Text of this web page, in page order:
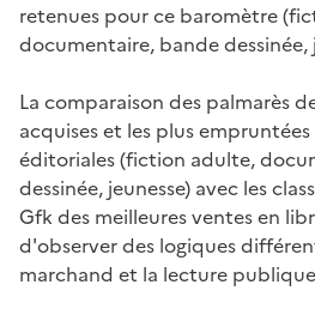
retenues pour ce baromètre
documentaire, bande dessinée,
La comparaison des palmarès
acquises et les plus
éditoriales (fiction adulte,
dessinée, jeunesse) avec les
Gfk des meilleures ventes en
d'observer des logiques
marchand et la lecture